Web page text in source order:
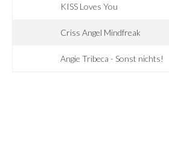
KISS Loves You
Criss Angel Mindfreak
Angie Tribeca - Sonst nichts!